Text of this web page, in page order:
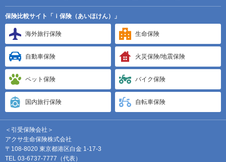
保険比較サイト「ｉ保険（あいほけん）」
生命保険
海外旅行保険
火災保険/地震保険
自動車保険
バイク保険
ペット保険
自転車保険
国内旅行保険
＜引受保険会社＞
アクサ生命保険株式会社
〒108-8020 東京都港区白金 1-17-3
TEL 03-6737-7777（代表）